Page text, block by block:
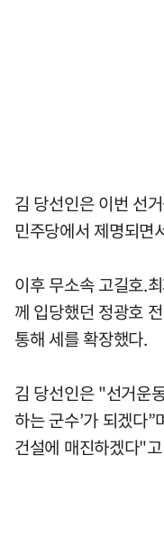
김 당선인은 이번 선
민주당에서 제명되면
이후 무소속 고길호.
께 입당했던 정광호
통해 세를 확장했다.
김 당선인은 "선거운
하는 군수’가 되겠다
건설에 매진하겠다"